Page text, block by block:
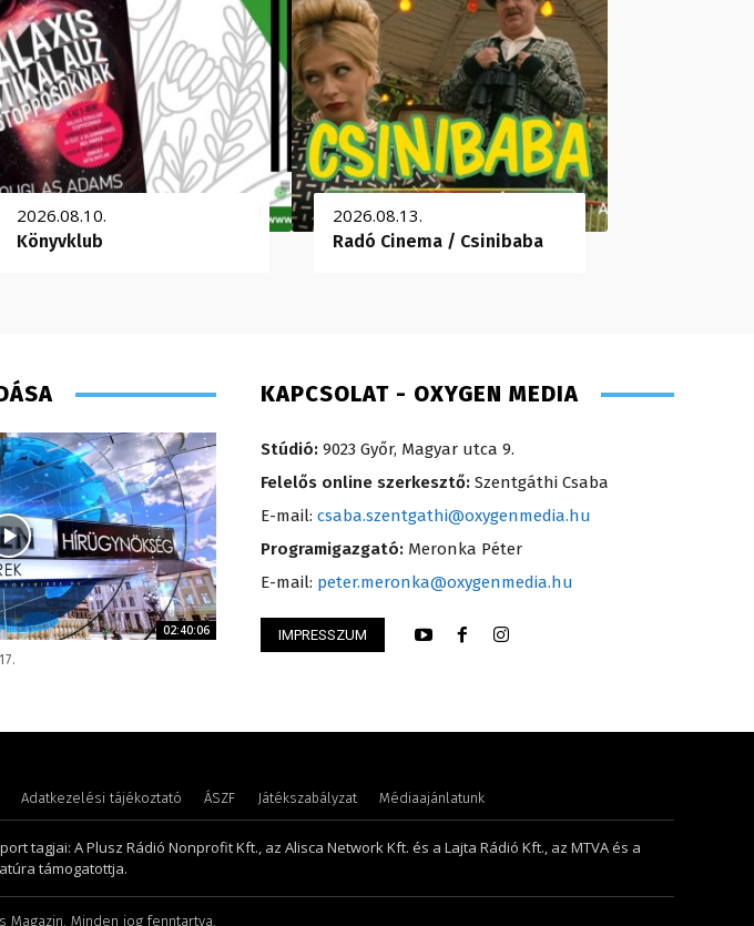
2026.08.10.
Könyvklub
2026.08.13.
Radó Cinema / Csinibaba
– 2018 Tóth Bálint – operatőr-vágó
02:40:06
KAPCSOLAT - OXYGEN MEDIA
Stúdió: 9023 Győr, Magyar utca 9.
Felelős online szerkesztő: Szentgáthi Csaba
E-mail: csaba.szentgathi@oxygenmedia.hu
Programigazgató: Meronka Péter
E-mail: peter.meronka@oxygenmedia.hu
IMPRESSZUM
Adatkezelési tájékoztató ÁSZF Játékszabályzat Médiaajánlatunk
tagjai: A Plusz Rádió Nonprofit Kft., az Alisca Network Kft. és a Lajta Rádió Kft., az MTVA és a
támogatottja.
Magazin. Minden jog fenntartva.